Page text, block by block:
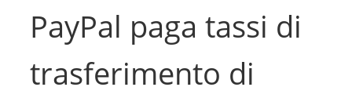
PayPal paga tassi di
trasferimento di